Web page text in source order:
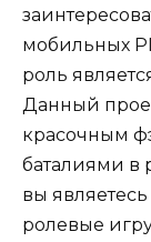
мобильных
роль
Данный
красочным
баталиями в
вы
ролевые